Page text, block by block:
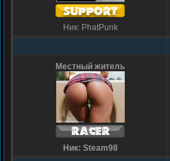
Ник: PhatPunk
Местный житель
Ник: Steam98